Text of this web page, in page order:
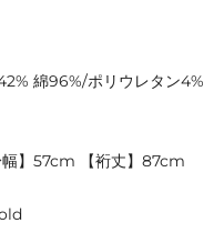
綿96%/ポリウレタン4%
】57cm 【裄丈】87cm